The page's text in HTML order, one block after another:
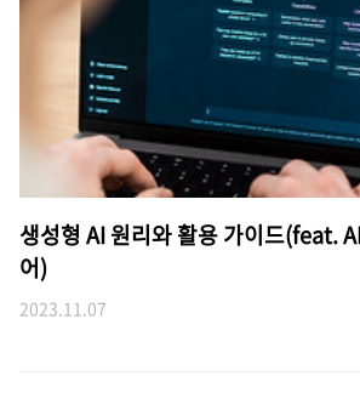
생성형 AI 원리와 활용 가이드(feat.
어)
2023.11.07